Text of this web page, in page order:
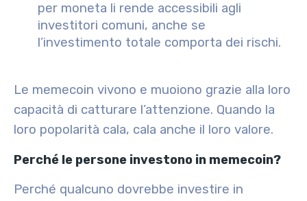
per moneta li rende accessibili agli
investitori comuni, anche se
l’investimento totale comporta dei rischi.
Le memecoin vivono e muoiono grazie alla loro
capacità di catturare l’attenzione. Quando la
loro popolarità cala, cala anche il loro valore.
Perché le persone investono in memecoin?
Perché qualcuno dovrebbe investire in